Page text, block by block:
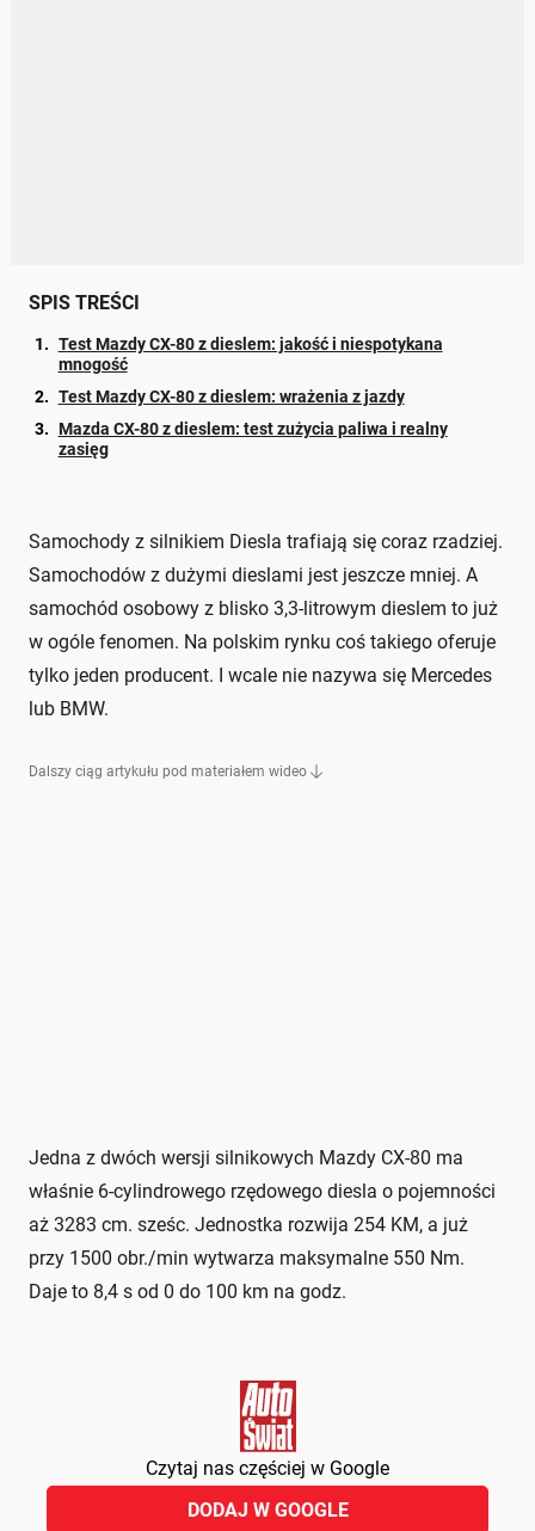
SPIS TREŚCI
Test Mazdy CX-80 z dieslem: jakość i niespotykana
mnogość
Test Mazdy CX-80 z dieslem: wrażenia z jazdy
Mazda CX-80 z dieslem: test zużycia paliwa i realny
zasięg
Samochody z silnikiem Diesla trafiają się coraz rzadziej.
Samochodów z dużymi dieslami jest jeszcze mniej. A
samochód osobowy z blisko 3,3-litrowym dieslem to już
w ogóle fenomen. Na polskim rynku coś takiego oferuje
tylko jeden producent. I wcale nie nazywa się Mercedes
lub BMW.
Dalszy ciąg artykułu pod materiałem wideo
Jedna z dwóch wersji silnikowych Mazdy CX-80 ma
właśnie 6-cylindrowego rzędowego diesla o pojemności
aż 3283 cm. sześc. Jednostka rozwija 254 KM, a już
przy 1500 obr./min wytwarza maksymalne 550 Nm.
Daje to 8,4 s od 0 do 100 km na godz.
Czytaj nas częściej w Google
DODAJ W GOOGLE